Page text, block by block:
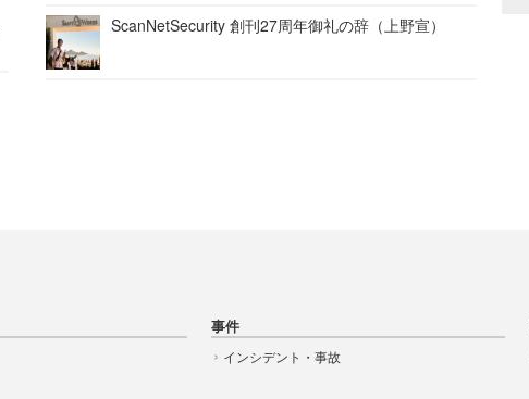
ScanNetSecurity 創刊27周年御礼の辞（上野宣）
事件
インシデント・事故